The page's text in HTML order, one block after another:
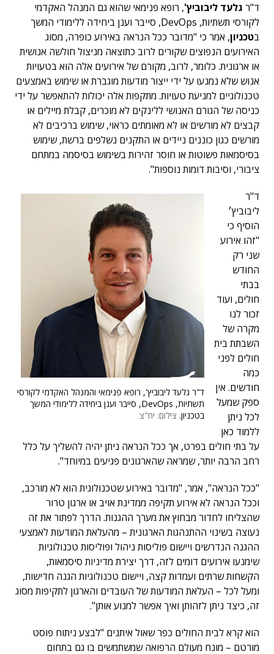
ד"ר גלעד ליבוביץ', רופא פנימאי שהוא גם המנהל האקדמי
לקורסי תשתיות, DevOps, סייבר וענן ביחידה ללימודי המשך
בטכניון, אמר כי "מדובר ככל הנראה באירוע כופרה, מסוג
האירועים הנפוצים שקורים לרוב כתוצאה מניצול חולשה אנושית
או ארגונית. כלומר, לרוב, מקורם של אירועים אלה הוא בטעויות
אנוש שלא נמנעו על ידי ייצור מודעות מוגברת או שימוש באמצעים
טכנולוגיים למניעת טעויות. מתקפות אלה יכולות להתאפשר על ידי
כניסה של הגורם האנושי ללינקים לא מוכרים, קבלת מיילים או
קבצים לא מורשים או לא מאומתים כראוי, שימוש ברכיבים לא
מורשים כגון כוננים ניידים או התקנים נשלפים ברשת, שימוש
בסיסמאות פשוטות או חוסר זהירות בשימוש בסיסמה במתחם
ציבורי, וסיבות דומות נוספות".
ד"ר גלעד ליבוביץ', רופא פנימאי והמנהל האקדמי לקורסי
תשתיות, DevOps, סייבר וענן ביחידה ללימודי המשך
בטכניון. צילום: יח"צ
ד"ר
ליבוביץ׳
הוסיף כי
"זהו אירוע
שני רק
החודש
בבתי
חולים, ועוד
זכור לנו
מקרה של
השבתת בית
חולים לפני
כמה
חודשים. אין
ספק שמעל
לכל ניתן
ללמוד כאן
על בתי חולים בפרט, אך ככל הנראה ניתן יהיה להשליך על כלל
רחב הרבה יותר, שמראה שהארגונים פגיעים במיוחד".
"ככל הנראה", אמר, "מדובר באירוע שטכנולוגית הוא לא מורכב,
וככל הנראה לא אירוע תקיפה ממדינת אויב או ארגון טרור
שהצליחו לחדור מבחוץ את מערך ההגנות. הדרך לפתור את זה
נעוצה בשינוי ההתנהגות הארגונית – מהעלאת המודעות לאמצעי
ההגנה הנדרשים ויישום פוליסות ניהול ופוליסות טכנולוגיות
שימנעו אירועים דומים לזה, דרך יצירת מדיניות סיסמאות,
הקשחות שרתים ועמדות קצה, ויישום טכנולוגיות הגנה חדישות,
ומעל לכל – העלאת המודעות של העובדים והארגון לתקיפות מסוג
זה, כיצד ניתן לזהותן ואיך אפשר למנוע אותן".
הוא קרא לבית החולים כפר שאול איתנים "לבצע ניתוח פוסט
מורטם – מונח מעולם הרפואה שמשתמשים בו גם בתחום